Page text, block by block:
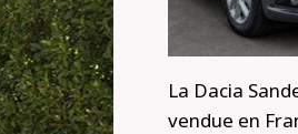
La Dacia
vendue en